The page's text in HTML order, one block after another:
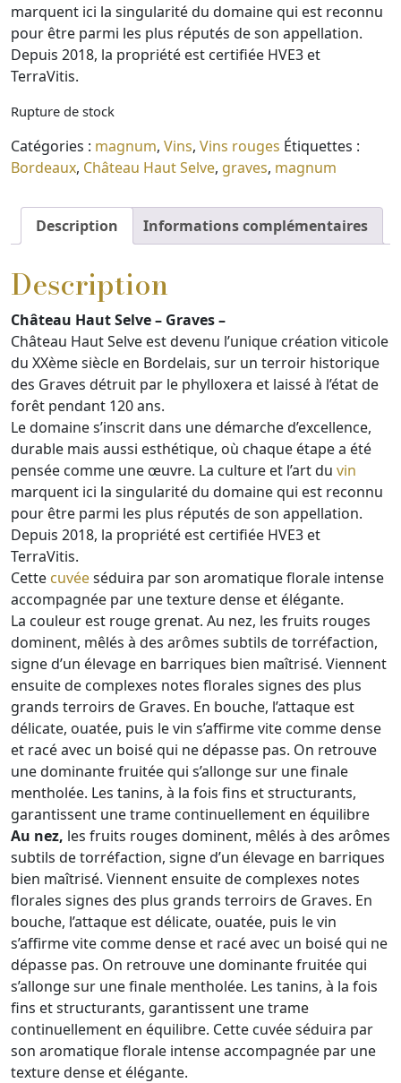
marquent ici la singularité du domaine qui est reconnu
pour être parmi les plus réputés de son appellation.
Depuis 2018, la propriété est certifiée HVE3 et
TerraVitis.
Rupture de stock
Catégories : magnum, Vins, Vins rouges Étiquettes :
Bordeaux, Château Haut Selve, graves, magnum
Description Informations complémentaires
Description
Château Haut Selve – Graves –
Château Haut Selve est devenu l’unique création viticole
du XXème siècle en Bordelais, sur un terroir historique
des Graves détruit par le phylloxera et laissé à l’état de
forêt pendant 120 ans.
Le domaine s’inscrit dans une démarche d’excellence,
durable mais aussi esthétique, où chaque étape a été
pensée comme une œuvre. La culture et l’art du vin
marquent ici la singularité du domaine qui est reconnu
pour être parmi les plus réputés de son appellation.
Depuis 2018, la propriété est certifiée HVE3 et
TerraVitis.
Cette cuvéeséduira par son aromatique florale intense
accompagnée par une texture dense et élégante.
La couleur est rouge grenat. Au nez, les fruits rouges
dominent, mêlés à des arômes subtils de torréfaction,
signe d’un élevage en barriques bien maîtrisé. Viennent
ensuite de complexes notes florales signes des plus
grands terroirs de Graves. En bouche, l’attaque est
délicate, ouatée, puis le vin s’affirme vite comme dense
et racé avec un boisé qui ne dépasse pas. On retrouve
une dominante fruitée qui s’allonge sur une finale
mentholée. Les tanins, à la fois fins et structurants,
garantissent une trame continuellement en équilibre
Au nez, les fruits rouges dominent, mêlés à des arômes
subtils de torréfaction, signe d’un élevage en barriques
bien maîtrisé. Viennent ensuite de complexes notes
florales signes des plus grands terroirs de Graves. En
bouche, l’attaque est délicate, ouatée, puis le vin
s’affirme vite comme dense et racé avec un boisé qui ne
dépasse pas. On retrouve une dominante fruitée qui
s’allonge sur une finale mentholée. Les tanins, à la fois
fins et structurants, garantissent une trame
continuellement en équilibre. Cette cuvée séduira par
son aromatique florale intense accompagnée par une
texture dense et élégante.